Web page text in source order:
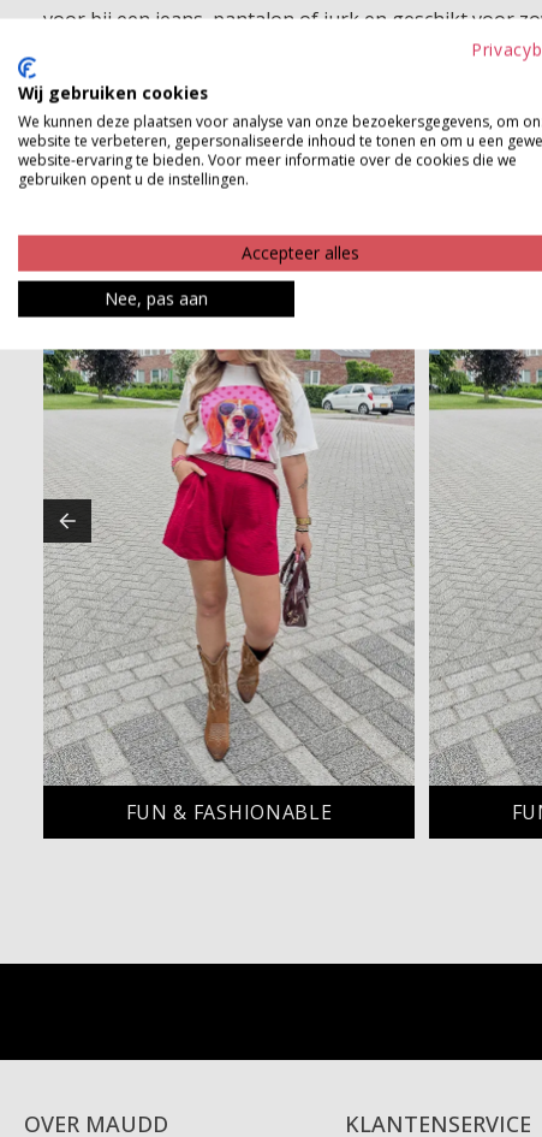
voor bij een jeans, pantalon of jurk en geschikt voor
Betaalinformatie
FUN & FASHIONABLE
OVER MAUDD KLANTENSERVICE
Wij gebruiken cookies
We kunnen deze plaatsen voor analyse van onze bezoekersgegevens, om
website te verbeteren, gepersonaliseerde inhoud te tonen en om u een
website-ervaring te bieden. Voor meer informatie over de cookies die we
gebruiken opent u de instellingen.
Accepteer alles
Nee, pas aan